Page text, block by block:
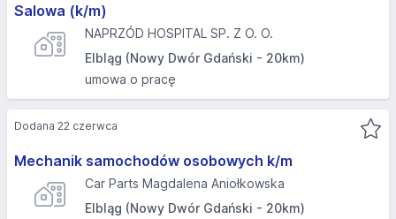
Salowa (k/m)
NAPRZÓD HOSPITAL SP. Z O. O.
Elbląg (Nowy Dwór Gdański - 20km)
umowa o pracę
Mechanik samochodów osobowych k/m
Car Parts Magdalena Aniołkowska
Elbląg (Nowy Dwór Gdański - 20km)
Dodana 22 czerwca